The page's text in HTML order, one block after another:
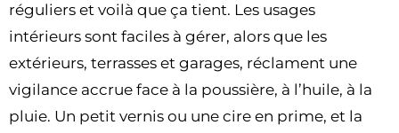
réguliers et voilà que ça tient. Les usages
intérieurs sont faciles à gérer, alors que les
extérieurs, terrasses et garages, réclament une
vigilance accrue face à la poussière, à l’huile, à la
pluie. Un petit vernis ou une cire en prime, et la